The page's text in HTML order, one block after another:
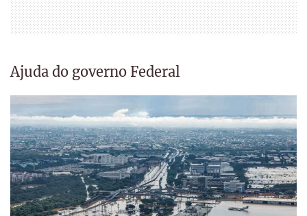
Ajuda do governo Federal